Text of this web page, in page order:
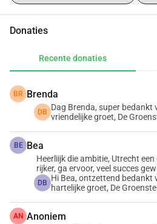
reserveer vast een
straks ook te kunnen
en… vergeet niet het
helpen delen
WILT U ANONIEM
kan, maar dit houdt in
gegevens straks NIET
De Groenste
Donaties
Recente donaties
BR Brenda
DB Dag Brenda, super bedankt
vriendelijke groet, De
BE Bea
Heerliijk die ambitie, Utrecht
rijker, ga ervoor, veel succes
DB Hi Bea, ontzettend bedankt
hartelijke groet, De
AN Anoniem